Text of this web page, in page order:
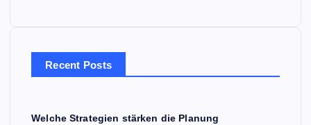
Recent Posts
Welche Strategien stärken die Planung